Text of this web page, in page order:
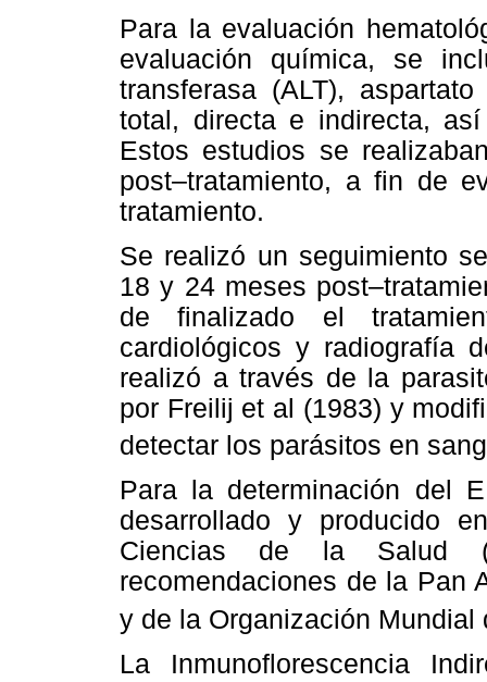
Para la evaluación
evaluación química, se
transferasa (ALT),
total, directa e indirecta,
Estos estudios se
post–tratamiento, a fin de
tratamiento.
Se realizó un seguimiento
18 y 24 meses
de finalizado el
cardiológicos y radiografía
realizó a través de la
por Freilij et al (1983) y
detectar los parásitos en
Para la determinación del
desarrollado y producido
Ciencias de la Salud
recomendaciones de la Pan
y de la Organización Mundial
La Inmunoflorescencia